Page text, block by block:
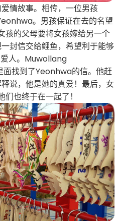
情故事。相传，一位男孩
。男孩保证在去的名望
孩的父母要将女孩嫁给另一个
封信交给鲤鱼，希望利于能够
人。Muwollang
面找到了Yeonhwa的信。他赶
说，他是她的真爱！最后，女
也终于在一起了！